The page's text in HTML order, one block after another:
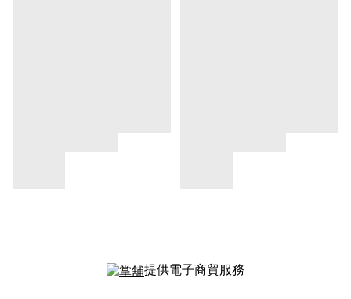
提供電子商貿服務